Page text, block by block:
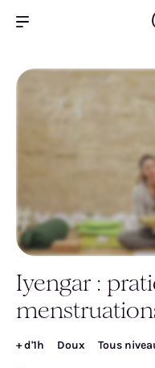
Inscrivez-vous
Iyengar :
+ d'1h Doux Tous